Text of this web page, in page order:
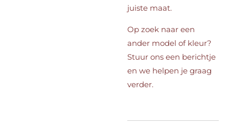
juiste maat.
Op zoek naar een
ander model of kleur?
Stuur ons een berichtje
en we helpen je graag
verder.